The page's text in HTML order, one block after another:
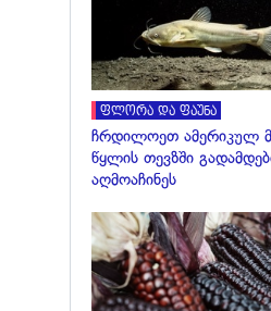
ფლორა და ფაუნა
ჩრდილოეთ ამერიკულ
წყლის თევზში
აღმოაჩინეს